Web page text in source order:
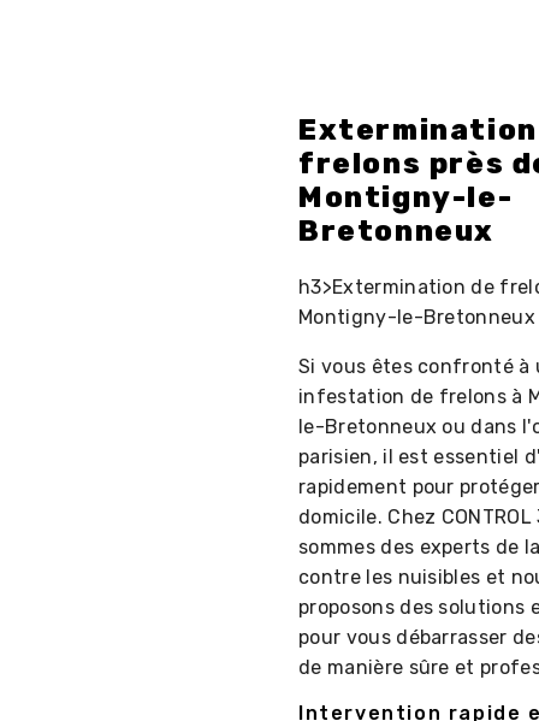
frelons près
Montigny-le-
Bretonneux
h3>Extermination de
Montigny-le-Bretonneux
Si vous êtes confronté à
infestation de frelons à
le-Bretonneux ou dans
parisien, il est essentiel
rapidement pour
domicile. Chez CONTROL
sommes des experts de
contre les nuisibles et
proposons des solutions
pour vous débarrasser
de manière sûre et
Intervention rapide